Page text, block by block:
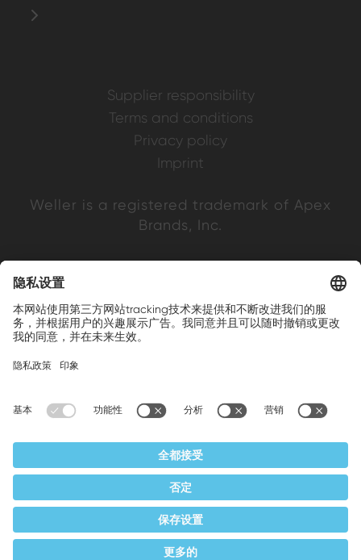
Supplier responsibility
Terms and conditions
Privacy policy
Imprint
Weller is a registered trademark of Apex
Brands, Inc.
Companion brands: